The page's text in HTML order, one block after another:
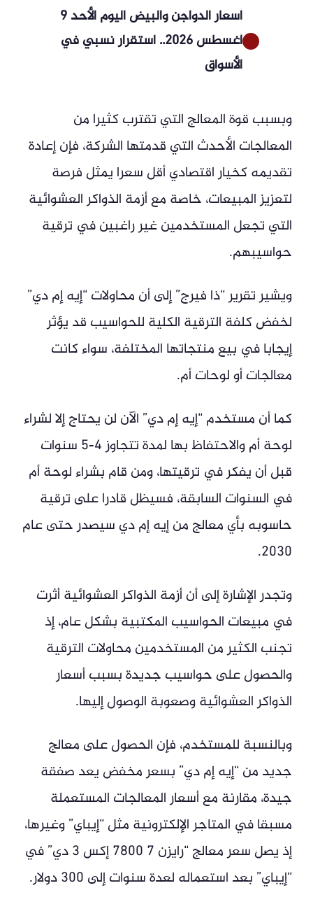
أسعار الدواجن والبيض اليوم الأحد 9
أغسطس 2026.. استقرار نسبي في
الأسواق
وبسبب قوة المعالج التي تقترب كثيرا من
المعالجات الأحدث التي قدمتها الشركة، فإن إعادة
تقديمه كخيار اقتصادي أقل سعرا يمثل فرصة
لتعزيز المبيعات، خاصة مع أزمة الذواكر العشوائية
التي تجعل المستخدمين غير راغبين في ترقية
حواسيبهم.
ويشير تقرير “ذا فيرج” إلى أن محاولات “إيه إم دي”
لخفض كلفة الترقية الكلية للحواسيب قد يؤثر
إيجابا في بيع منتجاتها المختلفة، سواء كانت
معالجات أو لوحات أم.
كما أن مستخدم “إيه إم دي” الآن لن يحتاج إلا لشراء
لوحة أم والاحتفاظ بها لمدة تتجاوز 4-5 سنوات
قبل أن يفكر في ترقيتها، ومن قام بشراء لوحة أم
في السنوات السابقة، فسيظل قادرا على ترقية
حاسوبه بأي معالج من إيه إم دي سيصدر حتى عام
2030.
وتجدر الإشارة إلى أن أزمة الذواكر العشوائية أثرت
في مبيعات الحواسيب المكتبية بشكل عام، إذ
تجنب الكثير من المستخدمين محاولات الترقية
والحصول على حواسيب جديدة بسبب أسعار
الذواكر العشوائية وصعوبة الوصول إليها.
وبالنسبة للمستخدم، فإن الحصول على معالج
جديد من “إيه إم دي” بسعر مخفض يعد صفقة
جيدة، مقارنة مع أسعار المعالجات المستعملة
مسبقا في المتاجر الإلكترونية مثل “إيباي” وغيرها،
إذ يصل سعر معالج “رايزن 7 7800 إكس 3 دي” في
“إيباي” بعد استعماله لعدة سنوات إلى 300 دولار.